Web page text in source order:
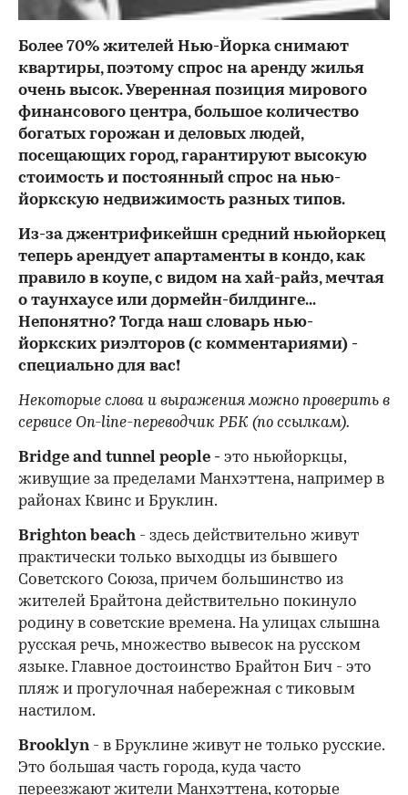
Более 70% жителей Нью-Йорка снимают
квартиры, поэтому спрос на аренду жилья
очень высок. Уверенная позиция мирового
финансового центра, большое количество
богатых горожан и деловых людей,
посещающих город, гарантируют высокую
стоимость и постоянный спрос на нью-
йоркскую недвижимость разных типов.
Из-за джентрификейшн средний ньюйоркец
теперь арендует апартаменты в кондо, как
правило в коупе, с видом на хай-райз, мечтая
о таунхаусе или дормейн-билдинге...
Непонятно? Тогда наш словарь нью-
йоркских риэлторов (с комментариями) -
специально для вас!
Некоторые слова и выражения можно проверить в
сервисе On-line-переводчик РБК (по ссылкам).
Bridge and tunnel people - это ньюйоркцы,
живущие за пределами Манхэттена, например в
районах Квинс и Бруклин.
Brighton beach - здесь действительно живут
практически только выходцы из бывшего
Советского Союза, причем большинство из
жителей Брайтона действительно покинуло
родину в советские времена. На улицах слышна
русская речь, множество вывесок на русском
языке. Главное достоинство Брайтон Бич - это
пляж и прогулочная набережная с тиковым
настилом.
Brooklyn - в Бруклине живут не только русские.
Это большая часть города, куда часто
переезжают жители Манхэттена, которые